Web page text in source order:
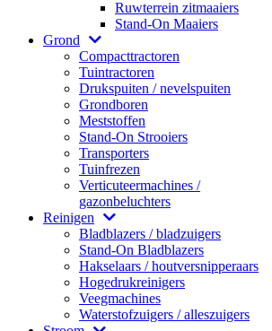
Ruwterrein zitmaaiers
Stand-On Maaiers
Grond
Compacttractoren
Tuintractoren
Drukspuiten / nevelspuiten
Grondboren
Meststoffen
Stand-On Strooiers
Transporters
Tuinfrezen
Verticuteermachines /
gazonbeluchters
Reinigen
Bladblazers / bladzuigers
Stand-On Bladblazers
Hakselaars / houtversnipperaars
Hogedrukreinigers
Veegmachines
Waterstofzuigers / alleszuigers